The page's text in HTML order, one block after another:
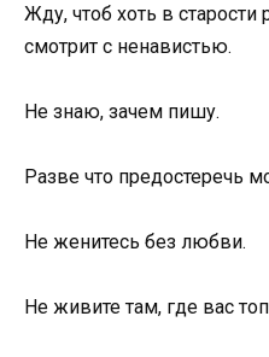
Жду, чтоб хоть в
смотрит с ненавистью.
Не знаю, зачем пишу.
Разве что предостеречь
Не женитесь без любви.
Не живите там, где вас